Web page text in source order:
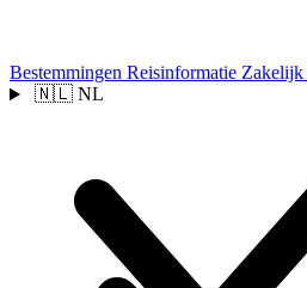
Bestemmingen Reisinformatie Zakelijk
🇳🇱 NL